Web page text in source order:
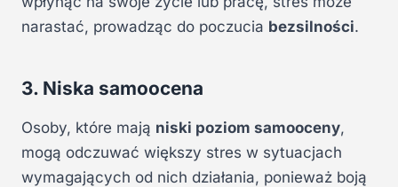
narastać, prowadząc do poczucia bezsilności.
3. Niska samoocena
Osoby, które mają niski poziom samooceny,
mogą odczuwać większy stres w sytuacjach
wymagających od nich działania, ponieważ boją